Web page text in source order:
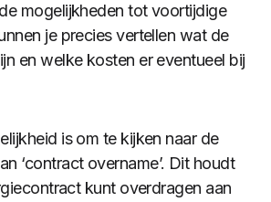
mogelijkheden tot voortijdige
je precies vertellen wat de
en welke kosten er eventueel bij
is om te kijken naar de
‘contract overname’. Dit houdt
kunt overdragen aan